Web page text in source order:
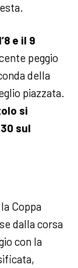
e il 9
peggio
della
piazzata.
si
sul
Coppa
dalla corsa
con la